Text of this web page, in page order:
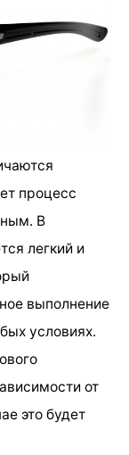
процесс
В
легкий и
выполнение
условиях.
от
это будет